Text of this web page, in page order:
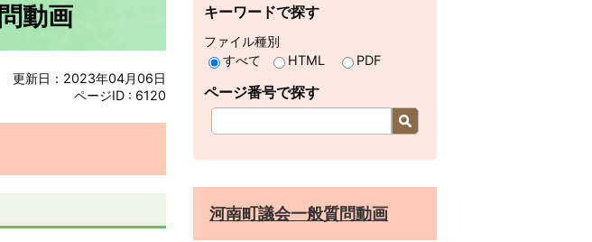
動画
更新日：2023年04月06日
ページID : 6120
キーワードで探す
ファイル種別
すべて
HTML PDF
ページ番号で探す
河南町議会一般質問動画